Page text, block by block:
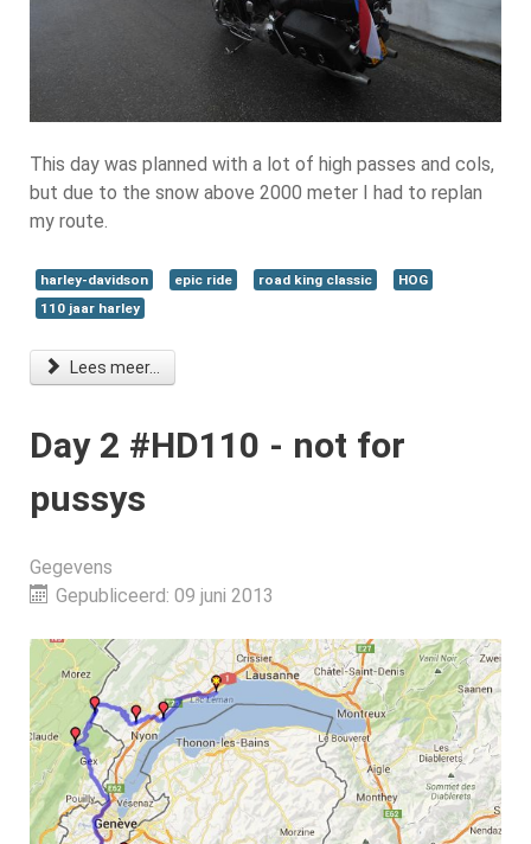
This day was planned with a lot of high passes and cols,
but due to the snow above 2000 meter I had to replan
my route.
harley-davidson epic ride road king classic
HOG
110 jaar harley
Lees meer...
Day 2 #HD110 - not for
pussys
Gegevens
Gepubliceerd: 09 juni 2013